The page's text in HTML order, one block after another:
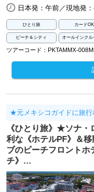
日本発：午前／現地発
ひとり旅 カードOK
ビーチ＆シティ オールインクル
ツアーコード：PKTAMMX-
★元メキシコガイドに旅行
《ひとり旅》★ソナ・
利な《ホテルPF》＆
ブのビーチフロントホ
チ》…